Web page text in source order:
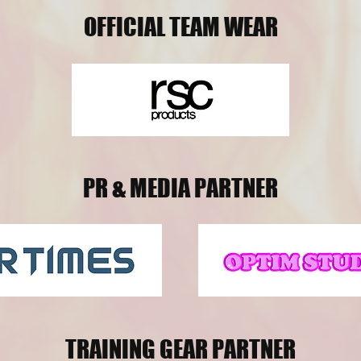
OFFICIAL TEAM WEAR
PR & MEDIA PARTNER
TRAINING GEAR PARTNER